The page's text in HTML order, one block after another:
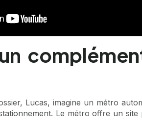
Lucas, imagine un métro
Le métro offre un